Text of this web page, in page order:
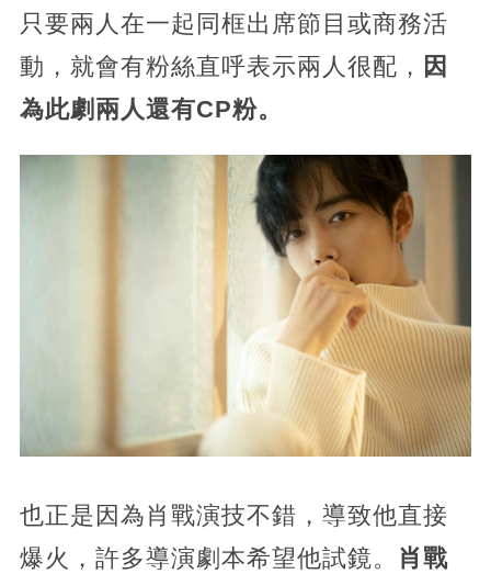
只要兩人在一起同框出席節目或商務活
動，就會有粉絲直呼表示兩人很配， 因
為此劇兩人還有CP粉。
也正是因為肖戰演技不錯，導致他直接
爆火，許多導演劇本希望他試鏡。 肖戰